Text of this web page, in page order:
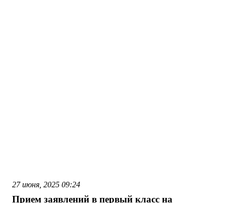
27 июня, 2025 09:24
Прием заявлений в первый класс на